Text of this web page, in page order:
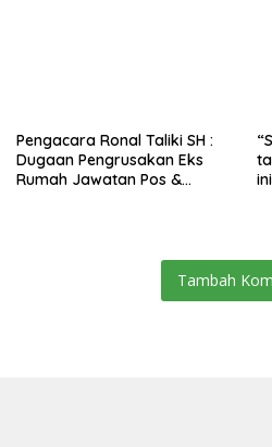
Pengacara Ronal Taliki SH :
Dugaan Pengrusakan Eks
Rumah Jawatan Pos &
Tambah